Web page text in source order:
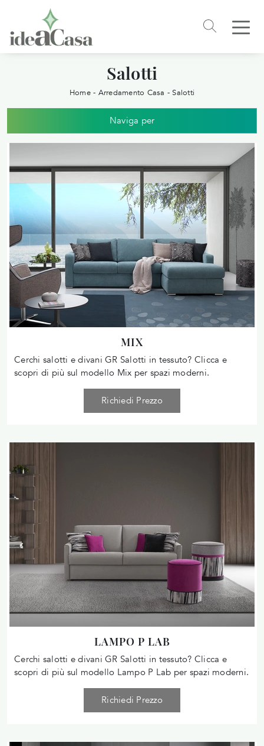
Salotti
Home- Arredamento Casa - Salotti
Naviga per
MIX
Cerchi salotti e divani GR Salotti in tessuto? Clicca e
scopri di più sul modello Mix per spazi moderni.
Richiedi Prezzo
LAMPO P LAB
Cerchi salotti e divani GR Salotti in tessuto? Clicca e
scopri di più sul modello Lampo P Lab per spazi moderni.
Richiedi Prezzo